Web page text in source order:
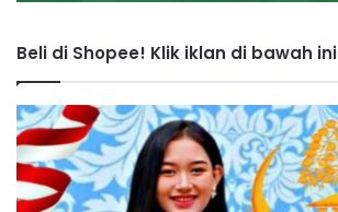
Beli di Shopee! Klik iklan di bawah ini